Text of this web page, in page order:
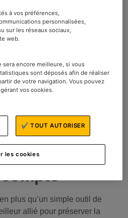
une certaine élégance et une
demeure. Toutefois, s’il peut
choisir l’aspirateur laveur le
En effet, le parquet
ni la poussière et un entretien
endommager votre sol en
sélectionner un
un nettoyage efficace au
techniques à
plus qu’un simple outil de
allié pour préserver la
à vos préférences,
personnalisées,
sur les réseaux sociaux,
web.
sera encore meilleure, si vous
sont déposés afin de réaliser
de votre navigation. Vous pouvez
vos cookies.
les cookies
✔ TOUT AUTORISER